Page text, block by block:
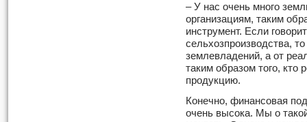
– У нас очень много
организациям, таким
инструмент. Если
сельхозпроизводства,
землевладений, а от
таким образом того, кто
продукцию.
Конечно, финансовая
очень высока. Мы о